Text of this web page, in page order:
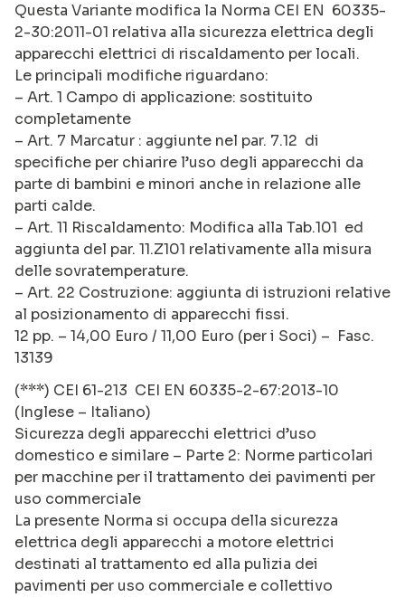
Questa Variante modifica la Norma CEI EN 60335-
2-30:2011-01 relativa alla sicurezza elettrica degli
apparecchi elettrici di riscaldamento per locali.
Le principali modifiche riguardano:
– Art. 1 Campo di applicazione: sostituito
completamente
– Art. 7 Marcatur : aggiunte nel par. 7.12 di
specifiche per chiarire l’uso degli apparecchi da
parte di bambini e minori anche in relazione alle
parti calde.
– Art. 11 Riscaldamento: Modifica alla Tab.101 ed
aggiunta del par. 11.Z101 relativamente alla misura
delle sovratemperature.
– Art. 22 Costruzione: aggiunta di istruzioni relative
al posizionamento di apparecchi fissi.
12 pp. – 14,00 Euro / 11,00 Euro (per i Soci) – Fasc.
13139
(***) CEI 61-213 CEI EN 60335-2-67:2013-10
(Inglese – Italiano)
Sicurezza degli apparecchi elettrici d’uso
domestico e similare – Parte 2: Norme particolari
per macchine per il trattamento dei pavimenti per
uso commerciale
La presente Norma si occupa della sicurezza
elettrica degli apparecchi a motore elettrici
destinati al trattamento ed alla pulizia dei
pavimenti per uso commerciale e collettivo